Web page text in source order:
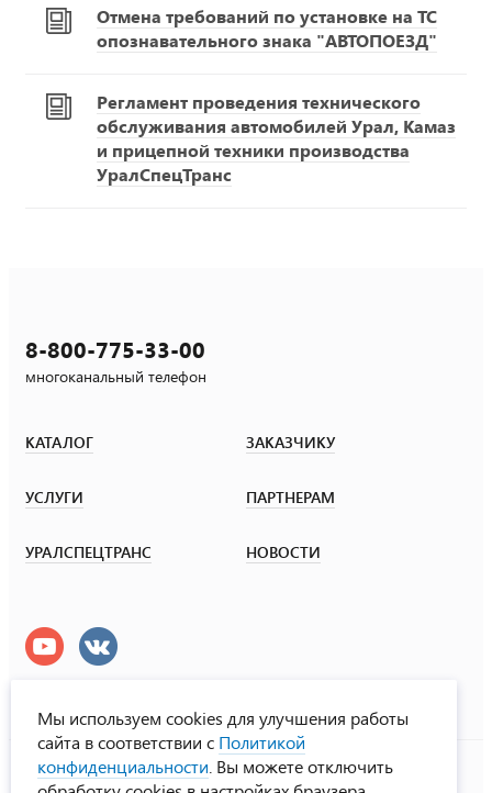
Отмена требований по установке на ТС
опознавательного знака "АВТОПОЕЗД"
Регламент проведения технического
обслуживания автомобилей Урал, Камаз
и прицепной техники производства
УралСпецТранс
8-800-775-33-00
многоканальный телефон
КАТАЛОГ ЗАКАЗЧИКУ
УСЛУГИ ПАРТНЕРАМ
УРАЛСПЕЦТРАНС НОВОСТИ
УралСпецТранс
© ООО «Урал СТ», 2000-2026
Мы используем cookies для улучшения работы
сайта в соответствии с Политикой
конфиденциальности . Вы можете отключить